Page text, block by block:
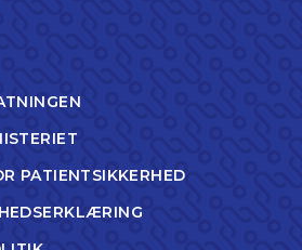
PATIENTSIKKERHED